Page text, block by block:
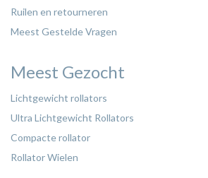
Ruilen en retourneren
Meest Gestelde Vragen
Meest Gezocht
Lichtgewicht rollators
Ultra Lichtgewicht Rollators
Compacte rollator
Rollator Wielen